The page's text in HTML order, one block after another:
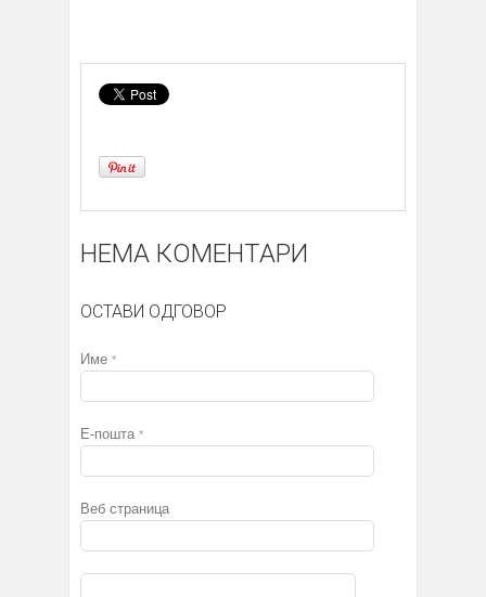
НЕМА КОМЕНТАРИ
ОСТАВИ ОДГОВОР
Име *
Е-пошта *
Веб страница